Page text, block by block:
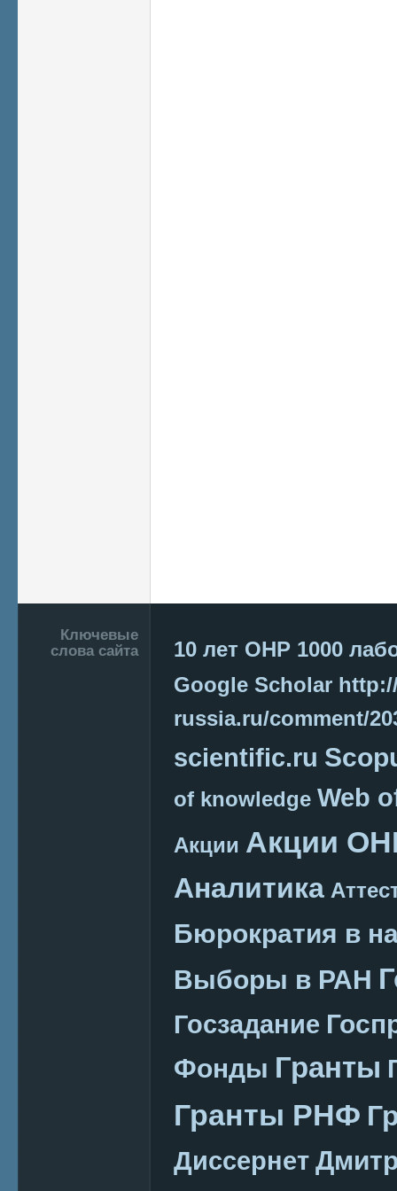
Подвал
Ключевые
слова сайта
10 лет ОНР 1000
Google Scholar
russia.ru/comment/
scientific.ru
of knowledge Web
Акции Акции
Аналитика
Бюрократия в
Выборы в РАН
Госзадание
Фонды Гранты
Гранты РНФ
Диссернет